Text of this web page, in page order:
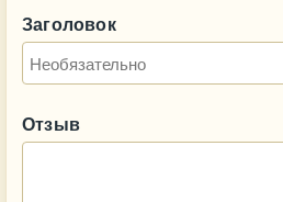
Заголовок
Отзыв